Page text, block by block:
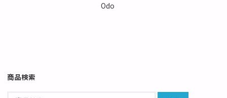
Odo
商品検索